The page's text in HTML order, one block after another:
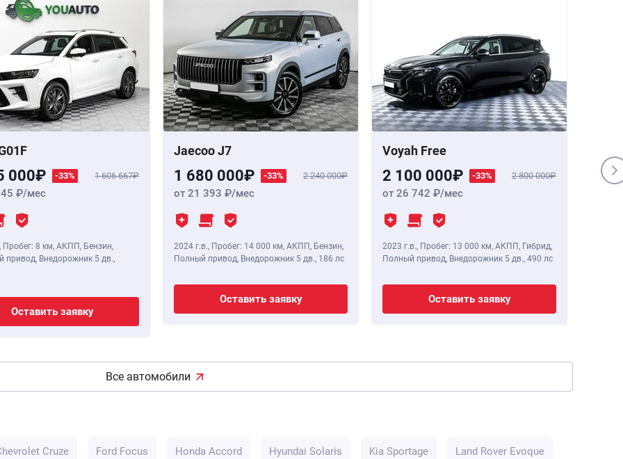
000 -33% 1 606 667
/мес
, Пробег: 8 км, АКПП, Бензин,
привод, Внедорожник 5 дв.,
Оставить заявку
Jaecoo J7
1 680 000 -33% 2 240 000
от 21 393 /мес
2024 г.в., Пробег: 14 000 км, АКПП, Бензин,
Полный привод, Внедорожник 5 дв., 186 лс
Оставить заявку
Voyah Free
2 100 000 -33% 2 800 000
от 26 742 /мес
2023 г.в., Пробег: 13 000 км, АКПП, Гибрид,
Полный привод, Внедорожник 5 дв., 490 лс
Оставить заявку
1
Все автомобили
Cruze Ford Focus Honda Accord Hyundai Solaris Kia Sportage Land Rover Evoque